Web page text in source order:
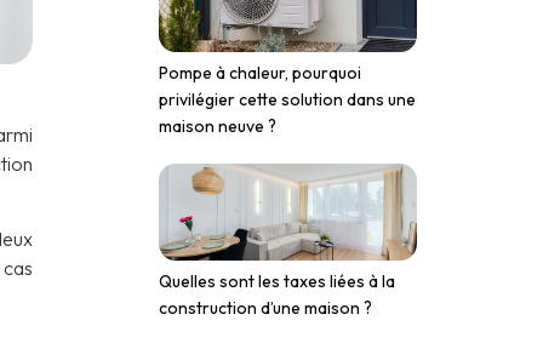
Pompe à chaleur, pourquoi
privilégier cette solution dans une
maison neuve ?
Quelles sont les taxes liées à la
construction d’une maison ?